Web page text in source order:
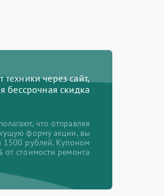
через сайт,
бессрочная скидка
что отправляя
форму акции, вы
1500 рублей. Купоном
от стоимости ремонта